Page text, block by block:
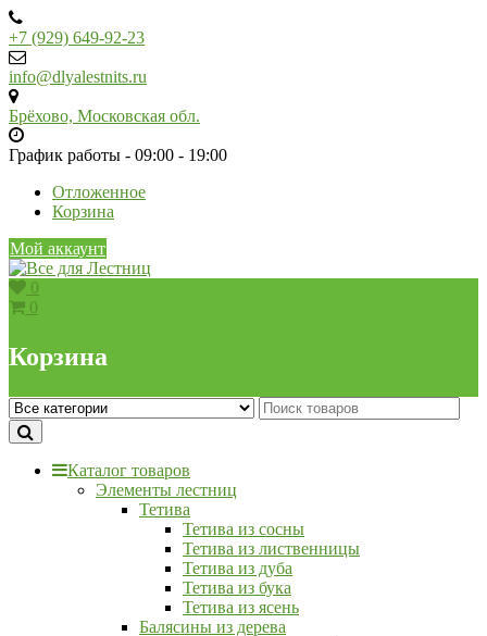
Skip
to
content
+7 (929) 649-92-23
info@dlyalestnits.ru
Брёхово, Московская обл.
График работы - 09:00 - 19:00
Отложенное
Корзина
Мой аккаунт
0
0
Корзина
Каталог товаров
Элементы лестниц
Тетива
Тетива из сосны
Тетива из лиственницы
Тетива из дуба
Тетива из бука
Тетива из ясень
Балясины из дерева